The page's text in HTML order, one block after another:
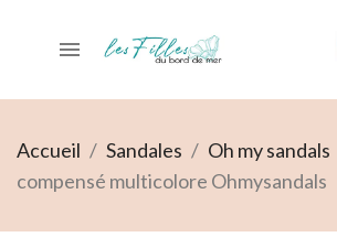

Accueil Sandales Oh my sandals
compensé multicolore Ohmysandals